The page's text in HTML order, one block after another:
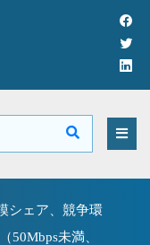
シェア、競争環
50Mbps未満、